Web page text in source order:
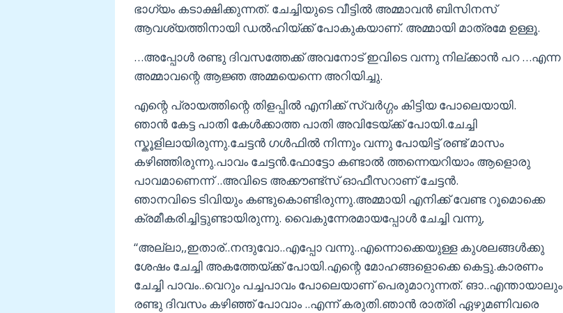
ഭാഗ്യം കടാക്ഷിക്കുന്നത്. ചേച്ചിയുടെ വീട്ടിൽ അമ്മാവൻ ബിസിനസ്
ആവശ്യത്തിനായി ഡൽഹിയ്ക്ക് പോകുകയാണ്. അമ്മായി മാത്രമേ ഉള്ളൂ.
…അപ്പോൾ രണ്ടു ദിവസത്തേക്ക് അവനോട് ഇവിടെ വന്നു നില്ക്കാൻ പറ …എന്ന
അമ്മാവന്റെ ആജ്ഞ അമ്മയെന്നെ അറിയിച്ചു.
എന്റെ പ്രായത്തിന്റെ തിളപ്പിൽ എനിക്ക് സ്വര്‍ഗ്ഗം കിട്ടിയ പോലെയായി.
ഞാൻ കേട്ട പാതി കേള്‍ക്കാത്ത പാതി അവിടേയ്ക്ക് പോയി.ചേച്ചി
സ്കൂളിലായിരുന്നു.ചേട്ടൻ ഗൾഫിൽ നിന്നും വന്നു പോയിട്ട് രണ്ട് മാസം
കഴിഞ്ഞിരുന്നു.പാവം ചേട്ടൻ.ഫോട്ടോ കണ്ടാൽ ത്തന്നെയറിയാം ആളൊരു
പാവമാണെന്ന് ..അവിടെ അക്കൗണ്ട്സ് ഓഫീസറാണ് ചേട്ടൻ.
ഞാനവിടെ ടിവിയും കണ്ടുകൊണ്ടിരുന്നു.അമ്മായി എനിക്ക് വേണ്ട റൂമൊക്കെ
ക്രമീകരിച്ചിട്ടുണ്ടായിരുന്നു. വൈകുന്നേരമായപ്പോൾ ചേച്ചി വന്നു,
“അല്ലാ,,ഇതാര്..നന്ദുവോ..എപ്പോ വന്നു..എന്നൊക്കെയുള്ള കുശലങ്ങൾക്കു
ശേഷം ചേച്ചി അകത്തേയ്ക്ക് പോയി.എന്റെ മോഹങ്ങളൊക്കെ കെട്ടു.കാരണം
ചേച്ചി പാവം..വെറും പച്ചപാവം പോലെയാണ് പെരുമാറുന്നത്. ങാ..എന്തായാലും
രണ്ടു ദിവസം കഴിഞ്ഞ് പോവാം ..എന്ന് കരുതി.ഞാൻ രാത്രി ഏഴുമണിവരെ